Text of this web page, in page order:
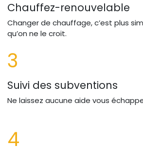
Chauffez-renouvelable
Changer de chauffage, c’est plus
qu’on ne le croit.
3
Suivi des subventions
Ne laissez aucune aide vous
4